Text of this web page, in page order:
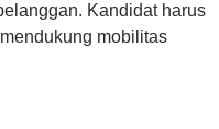
Kandidat harus
mobilitas